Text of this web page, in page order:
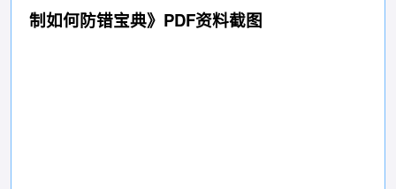
制如何防错宝典》PDF资料截图